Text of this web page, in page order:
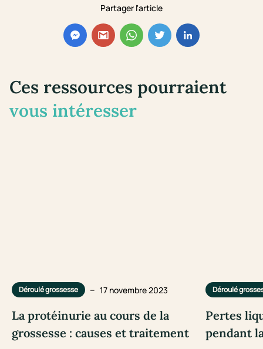
Partager l'article
Ces ressources pourraient
vous intéresser
Déroulé grossesse – 17 novembre 2023
La protéinurie au cours de la
grossesse : causes et traitement
Déroulé
Pertes
pendant